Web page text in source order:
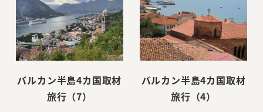
バルカン半島4カ国取材
旅行（7）
バルカン半島4カ国取材
旅行（4）